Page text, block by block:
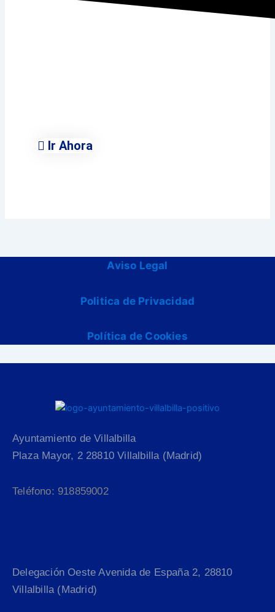
Ir Ahora
Aviso Legal
Politica de Privacidad
Política de Cookies
Ayuntamiento de Villalbilla
Plaza Mayor, 2 28810 Villalbilla (Madrid)
Teléfono: 918859002
Delegación Oeste Avenida de España 2, 28810
Villalbilla (Madrid)